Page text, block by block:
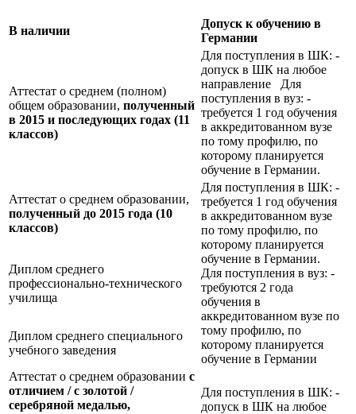
В наличии
Допуск к обучению в
Германии
Аттестат о среднем (полном)
общем образовании, полученный
в 2015 и последующих годах (11
классов)
Для поступления в ШК: -
допуск в ШК на любое
направление Для
поступления в вуз: -
требуется 1 год обучения
в аккредитованном вузе
по тому профилю, по
которому планируется
обучение в Германии.
Аттестат о среднем образовании,
полученный до 2015 года (10
классов)
Для поступления в ШК: -
требуется 1 год обучения
в аккредитованном вузе
по тому профилю, по
которому планируется
обучение в Германии.
Для поступления в вуз: -
требуются 2 года
обучения в
аккредитованном вузе по
тому профилю, по
которому планируется
обучение в Германии
Диплом среднего
профессионально-технического
училища
Диплом среднего специального
учебного заведения
Аттестат о среднем образовании с
отличием / с золотой /
серебряной медалью,
Для поступления в ШК: -
допуск в ШК на любое